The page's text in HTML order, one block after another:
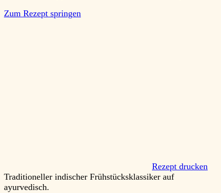
Zum Rezept springen
Rezept drucken
Traditioneller indischer Frühstücksklassiker auf
ayurvedisch.